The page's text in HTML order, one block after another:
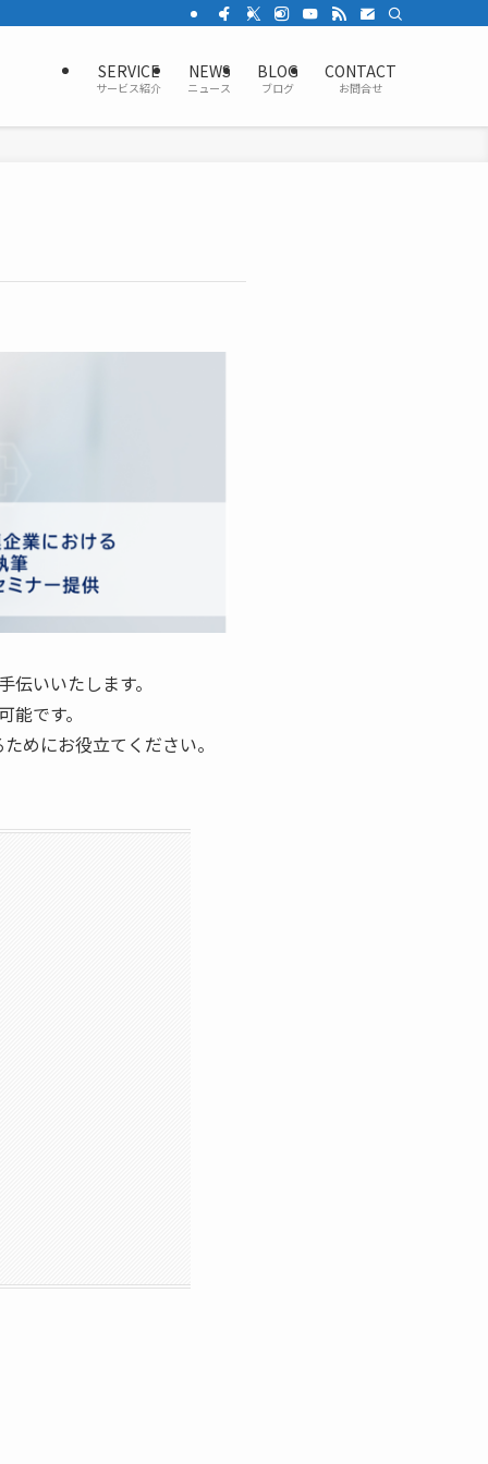
SERVICE
サービス紹介
NEWS
ニュース
BLOG
ブログ
CONTACT
お問合せ
いいたします。
です。
めにお役立てください。